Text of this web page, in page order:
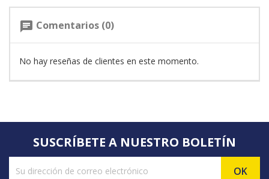
chat Comentarios (0)
No hay reseñas de clientes en este momento.
SUSCRÍBETE A NUESTRO BOLETÍN